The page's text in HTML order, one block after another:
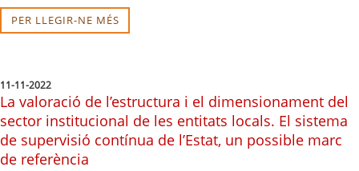
PER LLEGIR-NE MÉS
11-11-2022
La valoració de l’estructura i el dimensionament del
sector institucional de les entitats locals. El sistema
de supervisió contínua de l’Estat, un possible marc
de referència